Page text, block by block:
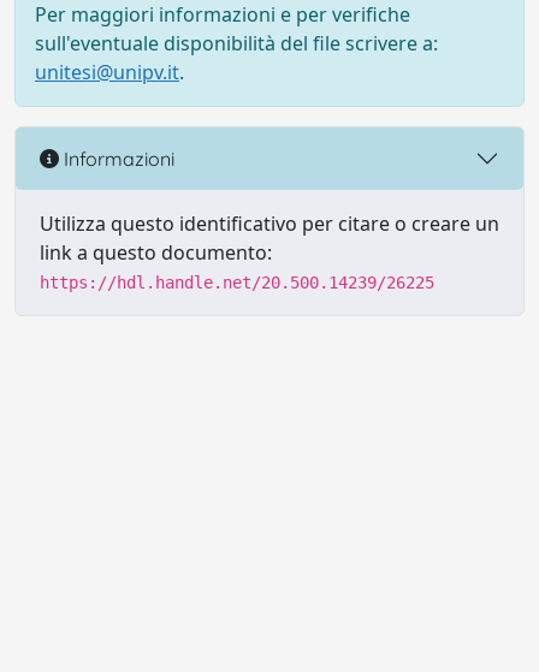
Per maggiori informazioni e per verifiche
sull'eventuale disponibilità del file scrivere a:
unitesi@unipv.it.
Informazioni
Utilizza questo identificativo per citare o creare un
link a questo documento:
https://hdl.handle.net/20.500.14239/26225